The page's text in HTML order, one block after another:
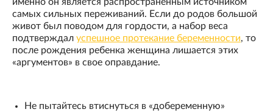
самых сильных переживаний. Если до родов большой
живот был поводом для гордости, а набор веса
подтверждал успешное протекание беременности, то
после рождения ребенка женщина лишается этих
«аргументов» в свое оправдание.
Не пытайтесь втиснуться в «добеременную»